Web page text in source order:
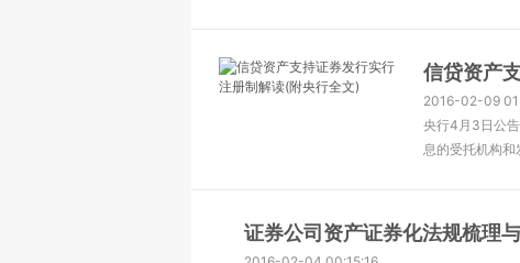
信贷资产
2016-02-09
央行4月3日公
息的受托机构和
证券公司